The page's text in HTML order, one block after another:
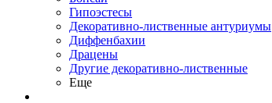
Гипоэстесы
Декоративно-лиственные антуриумы
Диффенбахии
Драцены
Другие декоративно-лиственные
Еще